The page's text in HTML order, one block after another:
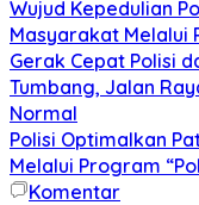
Wujud Kepedulian
Masyarakat Melalui
Gerak Cepat Polisi
Tumbang, Jalan
Normal
Polisi Optimalkan
Melalui Program
Komentar